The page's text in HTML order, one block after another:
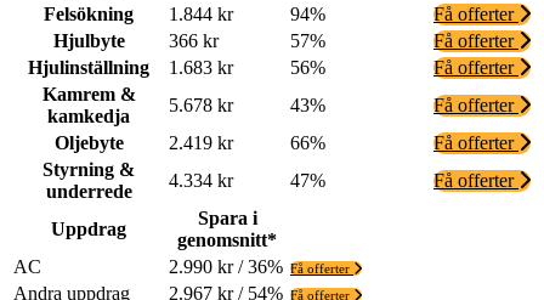
Felsökning
1.844 kr 94%
Få offerter
Hjulbyte
366 kr 57%
Få offerter
Hjulinställning
1.683 kr 56%
Få offerter
Kamrem &
kamkedja
5.678 kr 43%
Få offerter
Oljebyte
2.419 kr 66%
Få offerter
Styrning &
underrede
4.334 kr 47% Få offerter
Uppdrag
Spara i
genomsnitt*
AC
2.990 kr / 36% Få offerter
Andra uppdrag 2.967 kr / 54% Få offerter